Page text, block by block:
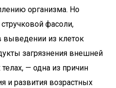
организма. Но
фасоли,
из клеток
загрязнения внешней
— одна из причин
и развития возрастных